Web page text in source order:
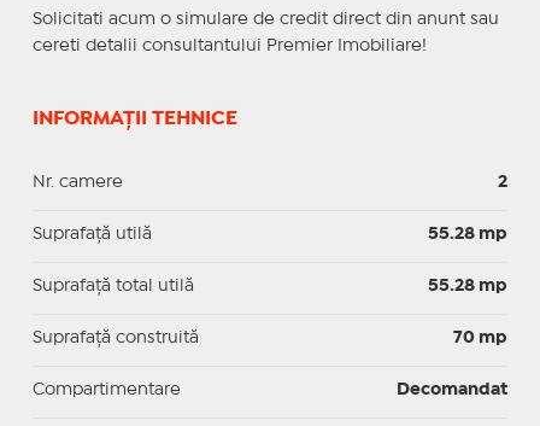
Solicitati acum o simulare de credit direct din anunt sau
cereti detalii consultantului Premier Imobiliare!
INFORMAȚII TEHNICE
Nr. camere 2
Suprafaţă utilă 55.28 mp
Suprafaţă total utilă 55.28 mp
Suprafaţă construită 70 mp
Compartimentare Decomandat